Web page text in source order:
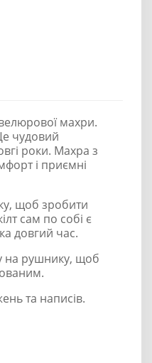
махри.
чудовий
роки. Махра з
і приємні
щоб зробити
сам по собі є
довгий час.
на рушнику, щоб
та написів.